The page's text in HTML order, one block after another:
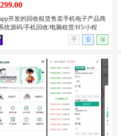
无演示
开发的回收租赁售卖手机电子产
品商城系统源码/手机回收/电脑租赁/H5/
299.00
开发的回收租赁售卖手机电子产品商
统源码/手机回收/电脑租赁/H5/小程
手 安 保